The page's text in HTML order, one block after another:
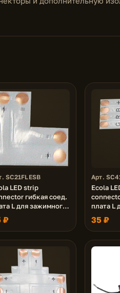
SC21FLESB
LED strip
гибкая соед.
L для зажимного
2-х конт. 10
уп. 5 шт.
₽
Арт.
Ecola
плата L
разъема
mm уп. 5
35 ₽